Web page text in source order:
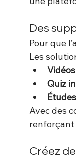
Des
Pour que
Les
Quiz
Avec des
renforçant
Créez